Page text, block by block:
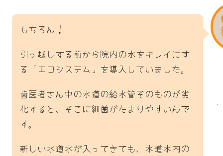
もちろん！
引っ越しする前から院内の水をキレイにす
る「エコシステム」を導入していました。
歯医者さん中の水道の給水管そのものが劣
化すると、そこに細菌がたまりやすいんで
す。
新しい水道水が入ってきても、水道水内の